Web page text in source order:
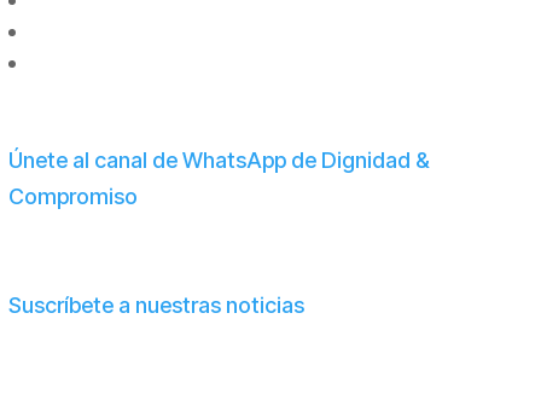
Únete al canal de WhatsApp de Dignidad &
Compromiso
Suscríbete a nuestras noticias